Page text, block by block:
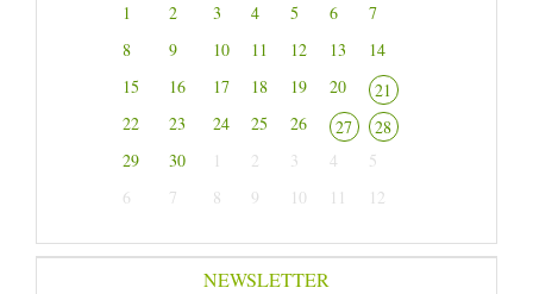
1 2 3 4 5 6
7
8
9 10 11 12 13
14
15
16 17 18 19 20
21
22
23 24 25 26 27
28
29
30 1 2 3 4
5
6
7 8 9 10 11 12
NEWSLETTER